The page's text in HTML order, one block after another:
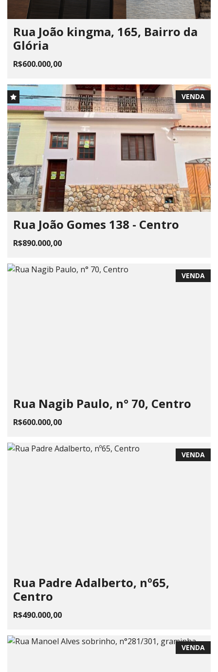
Rua João kingma, 165, Bairro da
Glória
R$600.000,00
VENDA
Rua João Gomes 138 - Centro
R$890.000,00
VENDA
Rua Nagib Paulo, n° 70, Centro
R$600.000,00
VENDA
Rua Padre Adalberto, nº65,
Centro
R$490.000,00
VENDA